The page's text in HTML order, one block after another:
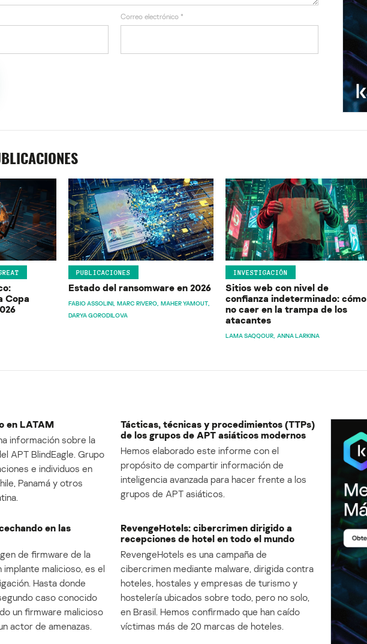
Correo electrónico *
Copa
PUBLICACIONES
Estado del ransomware en 2026
FABIO ASSOLINI MARC RIVERO MAHER YAMOUT
DARYA GORODILOVA
INVESTIGACIÓN
Sitios web con nivel de
confianza indeterminado: cómo
no caer en la trampa de los
atacantes
LAMA SAQQOUR ANNA LARKINA
en LATAM
información sobre la
APT BlindEagle. Grupo
e individuos en
Panamá y otros
Tácticas, técnicas y procedimientos (TTPs)
de los grupos de APT asiáticos modernos
Hemos elaborado este informe con el
propósito de compartir información de
inteligencia avanzada para hacer frente a los
grupos de APT asiáticos.
en las
de firmware de la
implante malicioso, es el
Hasta donde
caso conocido
un firmware malicioso
actor de amenazas.
RevengeHotels: cibercrimen dirigido a
recepciones de hotel en todo el mundo
RevengeHotels es una campaña de
cibercrimen mediante malware, dirigida contra
hoteles, hostales y empresas de turismo y
hostelería ubicados sobre todo, pero no solo,
en Brasil. Hemos confirmado que han caído
víctimas más de 20 marcas de hoteles.